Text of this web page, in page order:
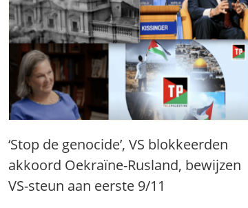
‘Stop de genocide’, VS blokkeerden
akkoord Oekraïne-Rusland, bewijzen
VS-steun aan eerste 9/11